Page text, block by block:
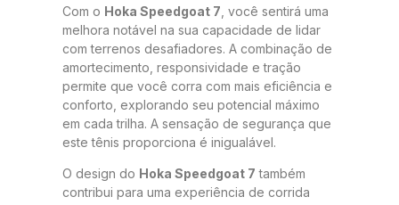
Com o Hoka Speedgoat 7 , você sentirá uma
melhora notável na sua capacidade de lidar
com terrenos desafiadores. A combinação de
amortecimento, responsividade e tração
permite que você corra com mais eficiência e
conforto, explorando seu potencial máximo
em cada trilha. A sensação de segurança que
este tênis proporciona é inigualável.
O design do Hoka Speedgoat 7 também
contribui para uma experiência de corrida